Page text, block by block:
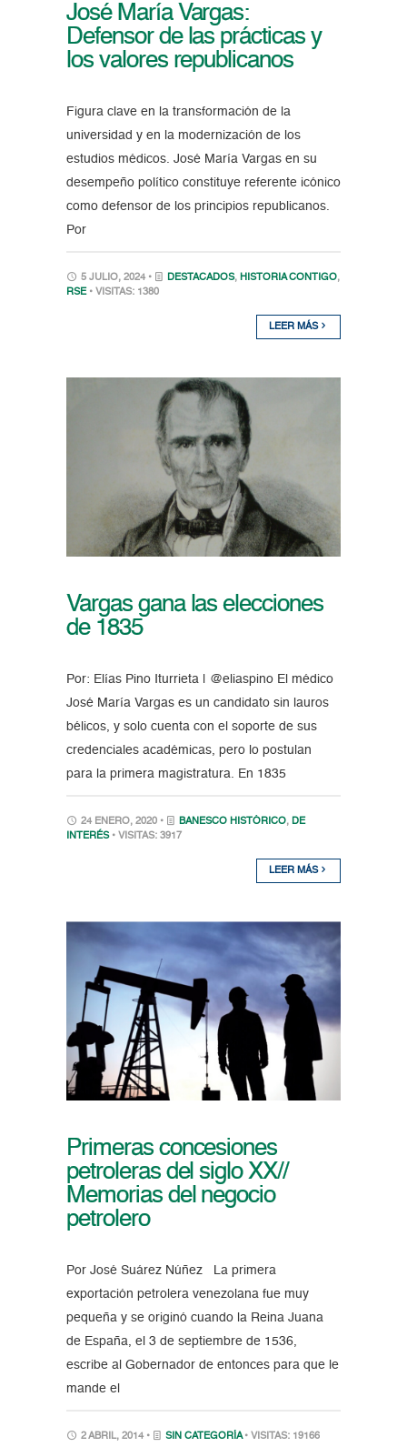
José María Vargas:
Defensor de las prácticas y
los valores republicanos
Figura clave en la transformación de la
universidad y en la modernización de los
estudios médicos. José María Vargas en su
desempeño político constituye referente icónico
como defensor de los principios republicanos.
Por
5 JULIO, 2024 • DESTACADOS, HISTORIA CONTIGO,
RSE • VISITAS: 1380
LEER MÁS
Vargas gana las elecciones
de 1835
Por: Elías Pino Iturrieta | @eliaspino El médico
José María Vargas es un candidato sin lauros
bélicos, y solo cuenta con el soporte de sus
credenciales académicas, pero lo postulan
para la primera magistratura. En 1835
24 ENERO, 2020 • BANESCO HISTÓRICO, DE
INTERÉS • VISITAS: 3917
LEER MÁS
Primeras concesiones
petroleras del siglo XX//
Memorias del negocio
petrolero
Por José Suárez Núñez La primera
exportación petrolera venezolana fue muy
pequeña y se originó cuando la Reina Juana
de España, el 3 de septiembre de 1536,
escribe al Gobernador de entonces para que le
mande el
2 ABRIL, 2014 • SIN CATEGORÍA • VISITAS: 19166